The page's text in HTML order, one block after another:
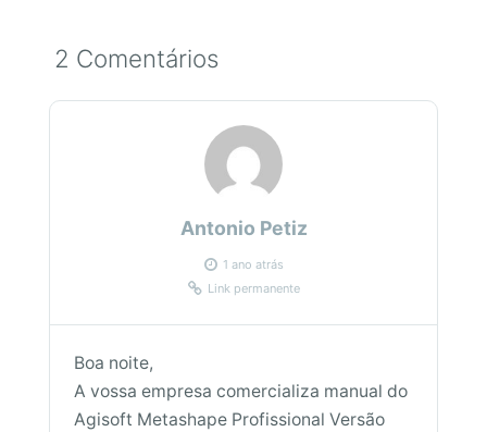
2 Comentários
Antonio Petiz
1 ano atrás
Link permanente
Boa noite,
A vossa empresa comercializa manual do
Agisoft Metashape Profissional Versão